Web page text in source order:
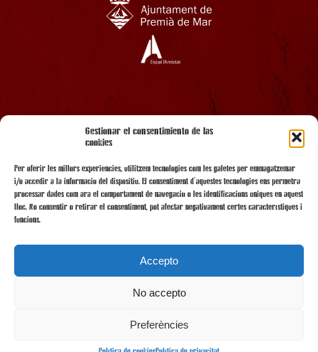
Gestionar el consentimiento de las
cookies
Per oferir les millors experiències, utilitzem tecnologies com les galetes per emmagatzemar
i/o accedir a la informació del dispositiu. El consentiment d'aquestes tecnologies ens permetrà
processar dades com ara el comportament de navegació o les identificacions úniques en aquest
lloc. No consentir o retirar el consentiment, pot afectar negativament certes característiques i
funcions.
Accepto
No accepto
Preferències
AMB EL SUPORT
AMB LA COL·LABORACIÓ